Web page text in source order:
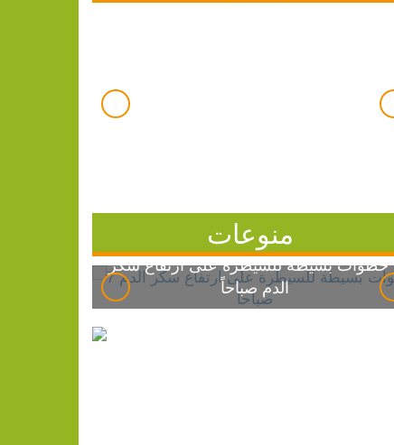
منوعات
7 خطوات بسيطة للسيطرة على ارتفاع سكر
الدم صباحاً